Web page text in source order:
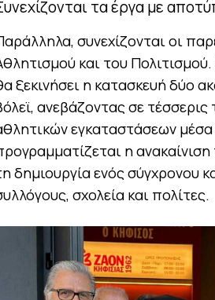
τα έργα με
συνεχίζονται οι
και του
ξεκινήσει η κατασκευή δύο
ανεβάζοντας σε
εγκαταστάσεων
η
δημιουργία ενός σύγχρονου
σχολεία και πολίτες.